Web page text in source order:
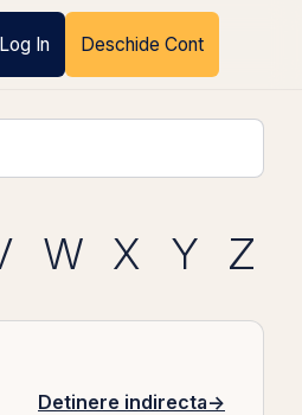
Log In Deschide Cont
W X Y Z
Detinere indirecta→